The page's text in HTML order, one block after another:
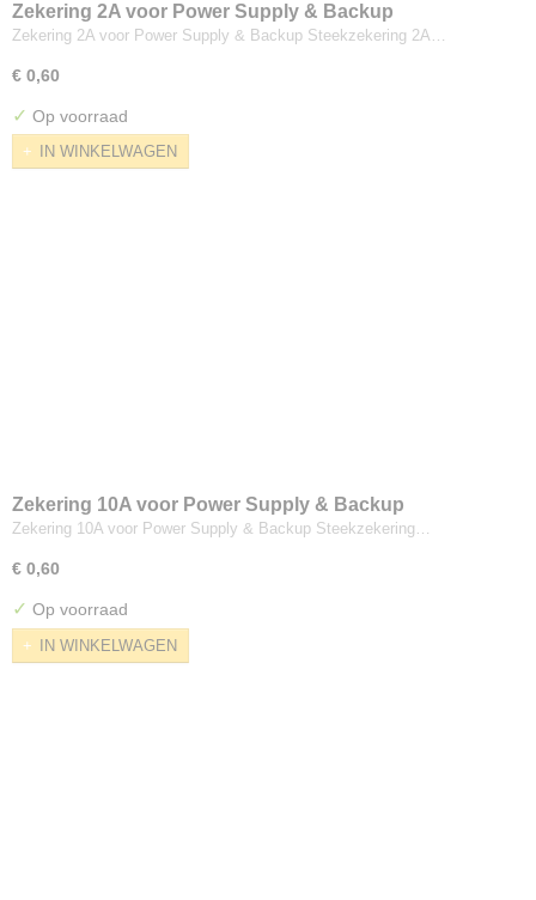
Zekering 2A voor Power Supply & Backup
Zekering 2A voor Power Supply & Backup Steekzekering 2A…
€ 0,60
✓ Op voorraad
IN WINKELWAGEN
Zekering 10A voor Power Supply & Backup
Zekering 10A voor Power Supply & Backup Steekzekering…
€ 0,60
✓ Op voorraad
IN WINKELWAGEN